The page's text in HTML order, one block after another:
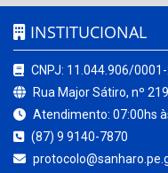
INSTITUCIONAL
CNPJ: 11.044.906/
Rua Major Sátiro, nº
Atendimento: 07:00hs
(87) 9 9140-7870